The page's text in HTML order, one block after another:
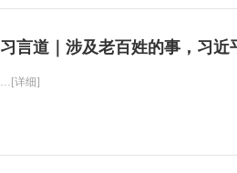
习言道｜涉及老百姓的事，习近
…[详细]